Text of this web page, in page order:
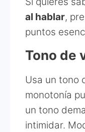
al hablar,
puntos
Tono de
Usa un tono
monotonía
un tono
intimidar.